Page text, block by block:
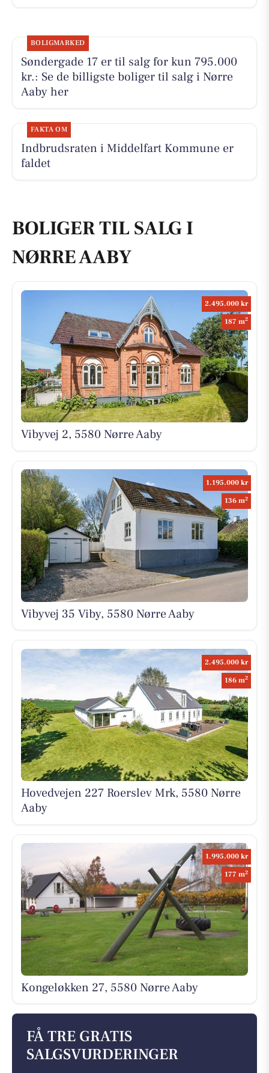
BOLIGMARKED
Søndergade 17 er til salg for kun 795.000
kr.: Se de billigste boliger til salg i Nørre
Aaby her
FAKTA OM
Indbrudsraten i Middelfart Kommune er
faldet
BOLIGER TIL SALG I
NØRRE AABY
2.495.000 kr
187 m2
Vibyvej 2, 5580 Nørre Aaby
1.195.000 kr
136 m2
Vibyvej 35 Viby, 5580 Nørre Aaby
2.495.000 kr
186 m2
Hovedvejen 227 Roerslev Mrk, 5580 Nørre
Aaby
1.995.000 kr
177 m2
Kongeløkken 27, 5580 Nørre Aaby
FÅ TRE GRATIS
SALGSVURDERINGER